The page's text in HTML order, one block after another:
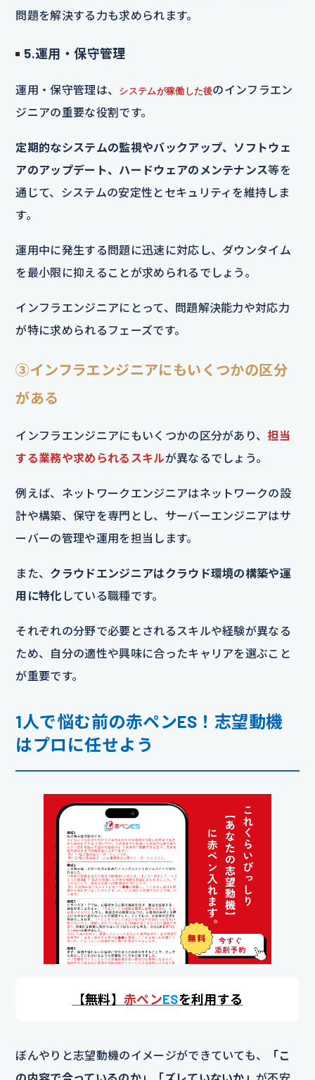
問題を解決する力も求められます。
5.運用・保守管理
運用・保守管理は、 システムが稼働した後のインフラエン
ジニアの重要な役割です。
定期的なシステムの監視やバックアップ、ソフトウェ
アのアップデート、ハードウェアのメンテナンス等を
通じて、システムの安定性とセキュリティを維持しま
す。
運用中に発生する問題に迅速に対応し、ダウンタイム
を最小限に抑えることが求められるでしょう。
インフラエンジニアにとって、問題解決能力や対応力
が特に求められるフェーズです。
③インフラエンジニアにもいくつかの区分
がある
インフラエンジニアにもいくつかの区分があり、 担当
する業務や求められるスキルが異なるでしょう。
例えば、ネットワークエンジニアはネットワークの設
計や構築、保守を専門とし、サーバーエンジニアはサ
ーバーの管理や運用を担当します。
また、 クラウドエンジニアはクラウド環境の構築や運
用に特化 している職種です。
それぞれの分野で必要とされるスキルや経験が異なる
ため、自分の適性や興味に合ったキャリアを選ぶこと
が重要です。
1人で悩む前の赤ペンES！志望動機
はプロに任せよう
【無料】赤ペンESを利用する
ぼんやりと志望動機のイメージができていても、
「こ